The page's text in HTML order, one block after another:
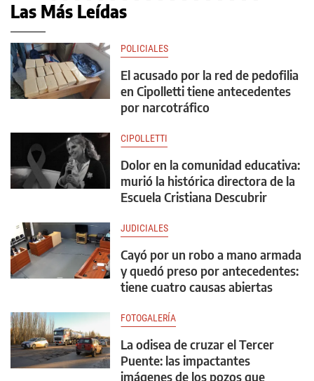
Las Más Leídas
POLICIALES
El acusado por la red de pedofilia
en Cipolletti tiene antecedentes
por narcotráfico
CIPOLLETTI
Dolor en la comunidad educativa:
murió la histórica directora de la
Escuela Cristiana Descubrir
JUDICIALES
Cayó por un robo a mano armada
y quedó preso por antecedentes:
tiene cuatro causas abiertas
FOTOGALERÍA
La odisea de cruzar el Tercer
Puente: las impactantes
imágenes de los pozos que